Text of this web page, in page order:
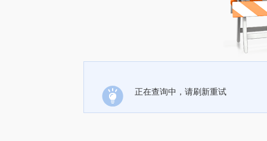
正在查询中，请刷新重试